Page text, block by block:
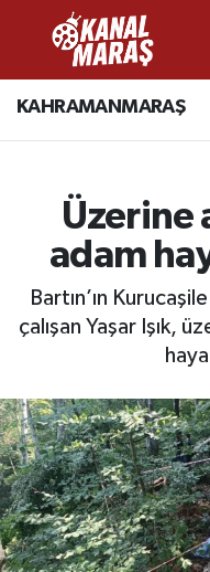
KAHRAMANMARAŞ
Üzerine
adam
Bartın’ın
çalışan Yaşar Işık,
CANLI YAYIN
GÜNCEL
SPOR
SİYASET
GÜNDEM
MAGAZİN
SAĞLIK
Kahramanmaraş
Kahramanmaraş
Süper Lig Puan
Tüm Manşetler
Son Dakika
Haber Arşivi